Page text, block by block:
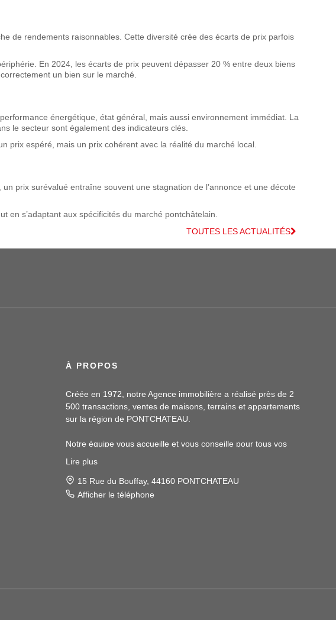
de rendements raisonnables. Cette diversité crée des écarts de prix parfois
En 2024, les écarts de prix peuvent dépasser 20 % entre deux biens
un bien sur le marché.
énergétique, état général, mais aussi environnement immédiat. La
le secteur sont également des indicateurs clés.
prix espéré, mais un prix cohérent avec la réalité du marché local.
prix surévalué entraîne souvent une stagnation de l’annonce et une décote
en s’adaptant aux spécificités du marché pontchâtelain.
TOUTES LES ACTUALITÉS
À PROPOS
Créée en 1972, notre Agence immobilière a réalisé près de 2
500 transactions, ventes de maisons, terrains et appartements
sur la région de PONTCHATEAU.
Notre équipe vous accueille et vous conseille pour tous vos
Notre assistante, Malory PINTE, sera à votre écoute et vous
apportera également ses services en location.
Lire plus
15 Rue du Bouffay, 44160 PONTCHATEAU
Afficher le téléphone